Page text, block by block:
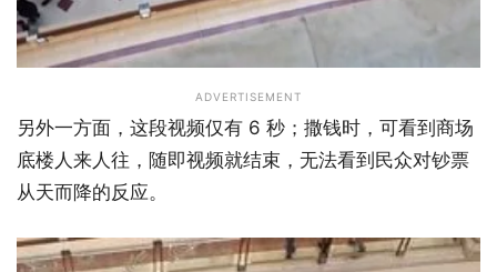
ADVERTISEMENT
另外一方面，这段视频仅有 6 秒；撒钱时，可看到商场
底楼人来人往，随即视频就结束，无法看到民众对钞票
从天而降的反应。